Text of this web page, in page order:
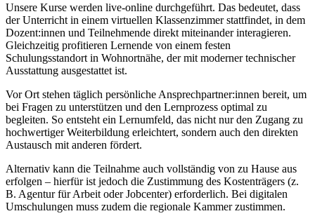
Unsere Kurse werden live-online durchgeführt. Das bedeutet, dass
der Unterricht in einem virtuellen Klassenzimmer stattfindet, in dem
Dozent:innen und Teilnehmende direkt miteinander interagieren.
Gleichzeitig profitieren Lernende von einem festen
Schulungsstandort in Wohnortnähe, der mit moderner technischer
Ausstattung ausgestattet ist.
Vor Ort stehen täglich persönliche Ansprechpartner:innen bereit, um
bei Fragen zu unterstützen und den Lernprozess optimal zu
begleiten. So entsteht ein Lernumfeld, das nicht nur den Zugang zu
hochwertiger Weiterbildung erleichtert, sondern auch den direkten
Austausch mit anderen fördert.
Alternativ kann die Teilnahme auch vollständig von zu Hause aus
erfolgen – hierfür ist jedoch die Zustimmung des Kostenträgers (z.
B. Agentur für Arbeit oder Jobcenter) erforderlich. Bei digitalen
Umschulungen muss zudem die regionale Kammer zustimmen.